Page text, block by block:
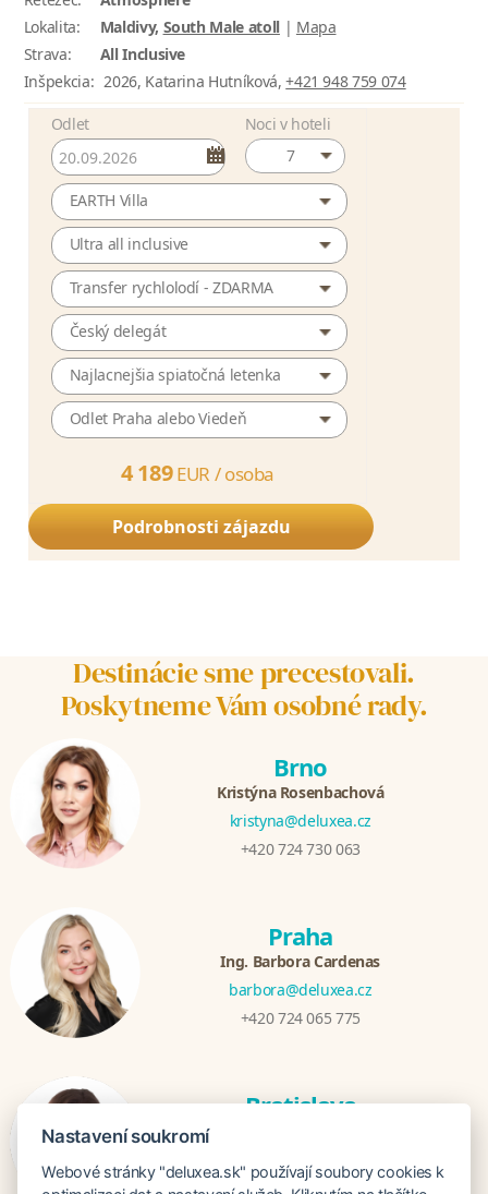
Lokalita:
Maldivy, South Male atoll| Mapa
Strava:
All Inclusive
Inšpekcia: 2026, Katarina Hutníková,+421 948 759 074
Odlet
Noci v hoteli
7
EARTH Villa
Ultra all inclusive
Transfer rychlolodí - ZDARMA
Český delegát
Najlacnejšia spiatočná letenka
Odlet Praha alebo Viedeň
4 189 EUR /osoba
Podrobnosti zájazdu
Destinácie sme precestovali.
Poskytneme Vám osobné rady.
Brno
Kristýna Rosenbachová
kristyna@deluxea.cz
+420 724 730 063
Praha
Ing. Barbora Cardenas
barbora@deluxea.cz
+420 724 065 775
Bratislava
+421 948 548 908
Nastavení soukromí
Webové stránky "deluxea.sk" používají soubory cookies k